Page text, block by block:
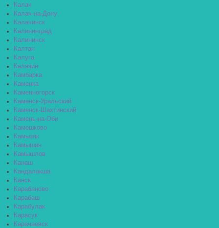
Калач
Калач-на-Дону
Калачинск
Калининград
Калининск
Калтан
Калуга
Калязин
Камбарка
Каменка
Каменногорск
Каменск-Уральский
Каменск-Шахтинский
Камень-на-Оби
Камешково
Камызяк
Камышин
Камышлов
Канаш
Кандалакша
Канск
Карабаново
Карабаш
Карабулак
Карасук
Карачаевск